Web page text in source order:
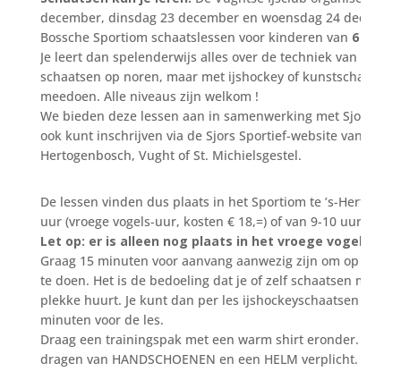
december, dinsdag 23 december en woensdag 24
Bossche Sportiom schaatslessen voor kinderen van 6 tot
Je leert dan spelenderwijs alles over de techniek van het
schaatsen op noren, maar met ijshockey of
meedoen. Alle niveaus zijn welkom !
We bieden deze lessen aan in samenwerking met Sjors
ook kunt inschrijven via de Sjors Sportief-website van de
Hertogenbosch, Vught of St. Michielsgestel.
De lessen vinden dus plaats in het Sportiom te ’s-
uur (vroege vogels-uur, kosten € 18,=) of van 9-10 uur
Let op: er is alleen nog plaats in het vroege vogels-uur!
Graag 15 minuten voor aanvang aanwezig zijn om op tijd je
te doen. Het is de bedoeling dat je of zelf schaatsen
plekke huurt. Je kunt dan per les ijshockeyschaatsen
minuten voor de les.
Draag een trainingspak met een warm shirt eronder. Op
dragen van HANDSCHOENEN en een HELM verplicht.